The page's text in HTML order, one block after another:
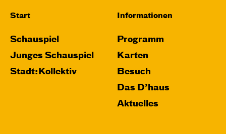
Start
Schauspiel
Junges Schauspiel
Stadt:Kollektiv
Informationen
Programm
Karten
Besuch
Das D’haus
Aktuelles